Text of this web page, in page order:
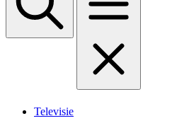
Televisie